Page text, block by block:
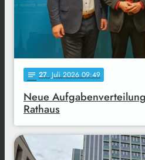
notes 27. Juli 2026 09:49
Neue
Rathaus